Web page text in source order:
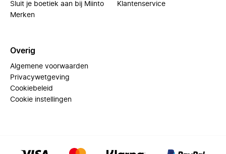
Sluit je boetiek aan bij Miinto
Merken
Klantenservice
Overig
Algemene voorwaarden
Privacywetgeving
Cookiebeleid
Cookie instellingen